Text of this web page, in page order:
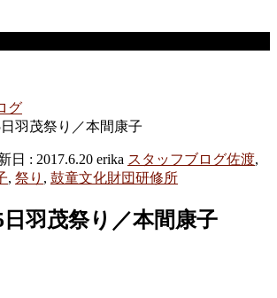
グ
日羽茂祭り／本間康子
日 : 2017.6.20 erika スタッフブログ佐渡,
, 祭り , 鼓童文化財団研修所
日羽茂祭り／本間康子